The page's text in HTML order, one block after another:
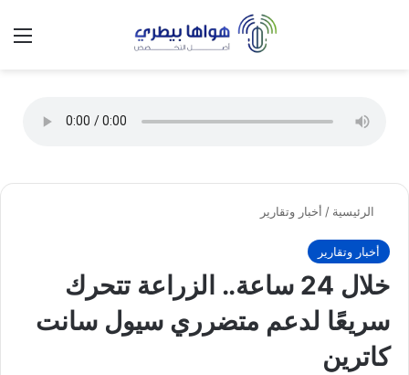
الوضع
الرئيسية / أخبار وتقارير
أخبار وتقارير
خلال 24 ساعة.. الزراعة تتحرك
سريعًا لدعم متضرري سيول سانت
كاترين